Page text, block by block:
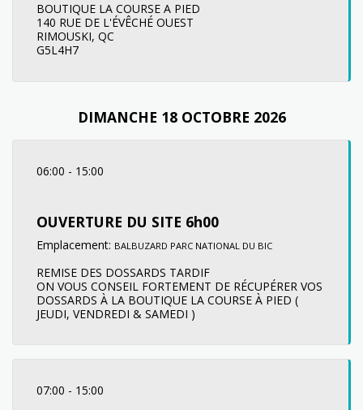
BOUTIQUE LA COURSE A PIED
140 RUE DE L'ÉVÊCHÉ OUEST
RIMOUSKI, QC
G5L4H7
DIMANCHE 18 OCTOBRE 2026
06:00 - 15:00
OUVERTURE DU SITE 6h00
Emplacement: BALBUZARD PARC NATIONAL DU BIC
REMISE DES DOSSARDS TARDIF
ON VOUS CONSEIL FORTEMENT DE RÉCUPÉRER VOS
DOSSARDS À LA BOUTIQUE LA COURSE À PIED (
JEUDI, VENDREDI & SAMEDI )
07:00 - 15:00